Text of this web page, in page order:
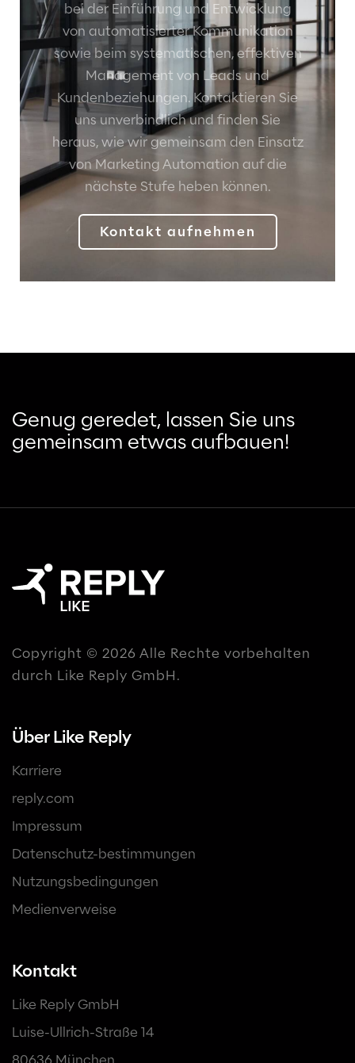
bei der Einführung und Entwicklung
von automatisierter Kommunikation
sowie beim systematischen, effektiven
Management von Leads und
Kundenbeziehungen. Kontaktieren Sie
uns unverbindlich und finden Sie
heraus, wie wir gemeinsam den Einsatz
von Marketing Automation auf die
nächste Stufe heben können.
Kontakt aufnehmen
Genug geredet, lassen Sie uns
gemeinsam etwas aufbauen!
Copyright © 2026 Alle Rechte vorbehalten
durch Like Reply GmbH.
Über Like Reply
Karriere
reply.com
Impressum
Datenschutz-bestimmungen
Nutzungsbedingungen
Medienverweise
Kontakt
Like Reply GmbH
Luise-Ullrich-Straße 14